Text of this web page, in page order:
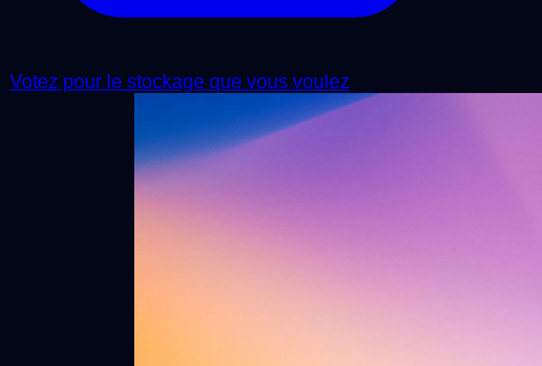
Votez pour le stockage que vous voulez